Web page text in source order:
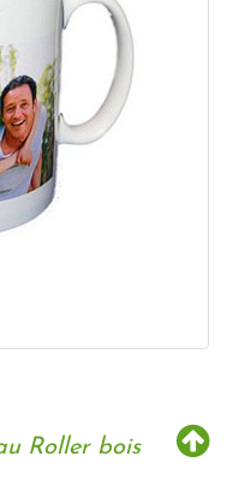
Roller bois